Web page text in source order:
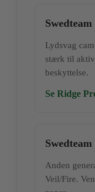
Lydsvag
stærk til
beskyttelse.
Se Ridge
Anden
Veil/Fire.